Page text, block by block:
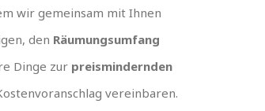
wir gemeinsam mit Ihnen
den Räumungsumfang
Dinge zur preismindernden
vereinbaren.